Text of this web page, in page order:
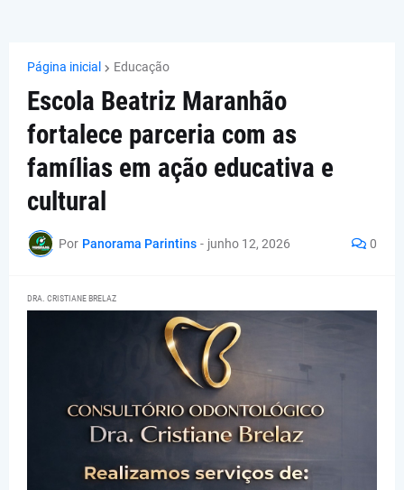
Página inicial Educação
Escola Beatriz Maranhão
fortalece parceria com as
famílias em ação educativa e
cultural
Por Panorama Parintins - junho 12, 2026 0
DRA. CRISTIANE BRELAZ